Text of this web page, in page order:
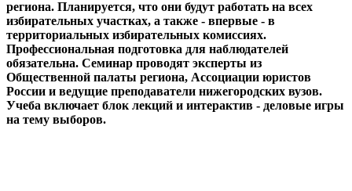
региона. Планируется, что они будут работать на всех
избирательных участках, а также - впервые - в
территориальных избирательных комиссиях.
Профессиональная подготовка для наблюдателей
обязательна. Семинар проводят эксперты из
Общественной палаты региона, Ассоциации юристов
России и ведущие преподаватели нижегородских вузов.
Учеба включает блок лекций и интерактив - деловые игры
на тему выборов.